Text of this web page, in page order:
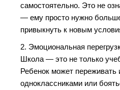
самостоятельно. Это не
— ему просто нужно
привыкнуть к новым
2. Эмоциональная
Школа — это не только
Ребенок может переживать
одноклассниками или